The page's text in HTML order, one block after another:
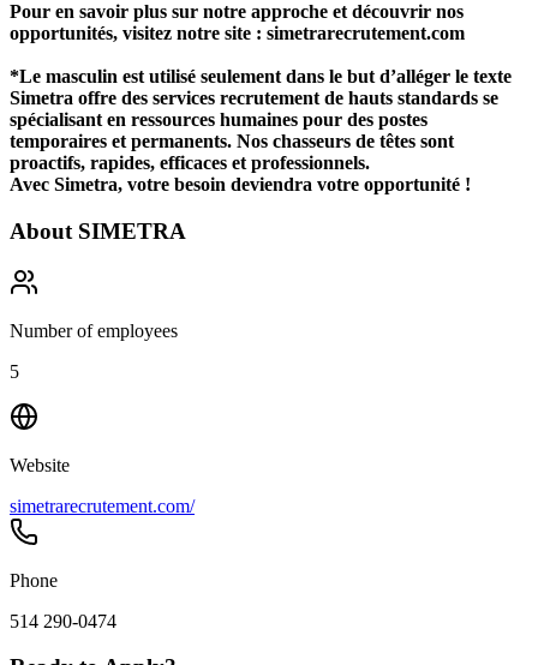
Pour en savoir plus sur notre approche et découvrir nos
opportunités, visitez notre site : simetrarecrutement.com
*Le masculin est utilisé seulement dans le but d’alléger le texte
Simetra offre des services recrutement de hauts standards se
spécialisant en ressources humaines pour des postes
temporaires et permanents. Nos chasseurs de têtes sont
proactifs, rapides, efficaces et professionnels.
Avec Simetra, votre besoin deviendra votre opportunité !
About SIMETRA
Number of employees
5
Website
simetrarecrutement.com/
Phone
514 290-0474